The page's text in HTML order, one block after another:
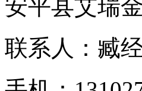
安平县艾瑞
联系人：臧